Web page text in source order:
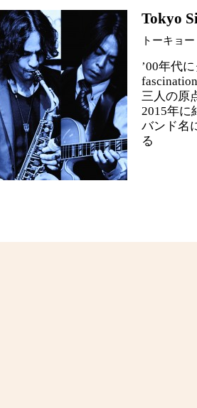
Tokyo
トーキョ
’00年代
三人の原
2015年に
バンド名
る